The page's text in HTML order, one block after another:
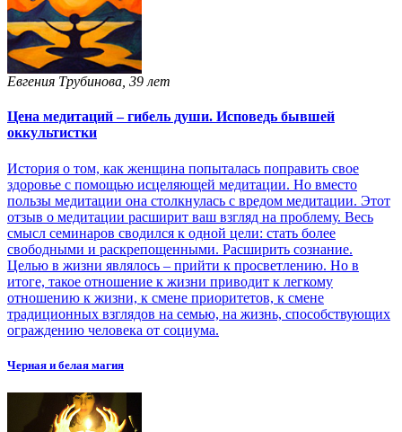
Евгения Трубинова, 39 лет
Цена медитаций – гибель души. Исповедь бывшей
оккультистки
История о том, как женщина попыталась поправить свое
здоровье с помощью исцеляющей медитации. Но вместо
пользы медитации она столкнулась с вредом медитации. Этот
отзыв о медитации расширит ваш взгляд на проблему. Весь
смысл семинаров сводился к одной цели: стать более
свободными и раскрепощенными. Расширить сознание.
Целью в жизни являлось – прийти к просветлению. Но в
итоге, такое отношение к жизни приводит к легкому
отношению к жизни, к смене приоритетов, к смене
традиционных взглядов на семью, на жизнь, способствующих
ограждению человека от социума.
Черная и белая магия